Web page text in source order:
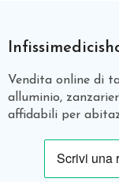
Vendita online di
alluminio,
affidabili per